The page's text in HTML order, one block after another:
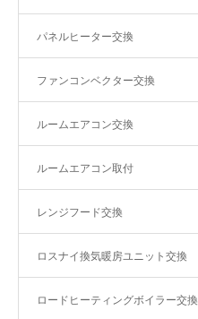
パネルヒーター交換
ファンコンベクター交換
ルームエアコン交換
ルームエアコン取付
レンジフード交換
ロスナイ換気暖房ユニット交換
ロードヒーティングボイラー交換